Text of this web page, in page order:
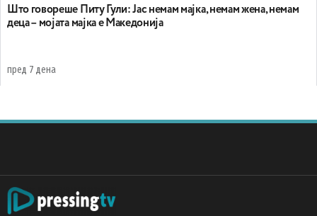
Што говореше Питу Гули: Јас немам мајка, немам жена, немам
деца – мојата мајка е Македонија
пред 7 дена